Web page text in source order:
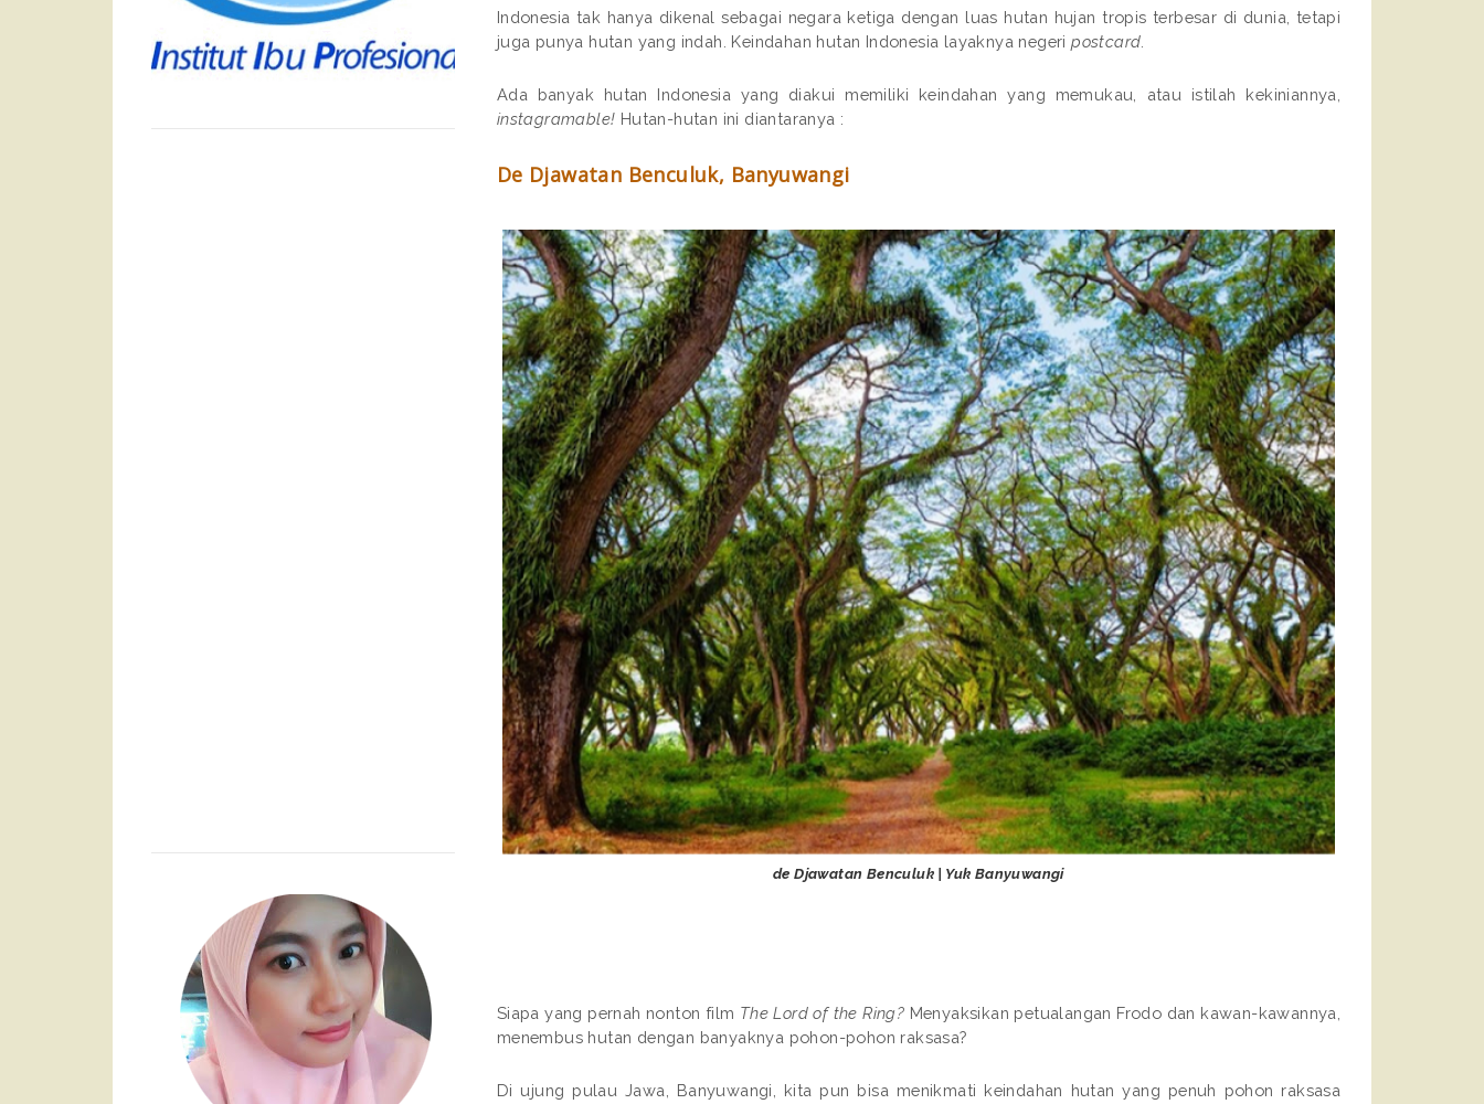
Indonesia tak hanya dikenal sebagai negara ketiga dengan luas hutan hujan tropis terbesar di dunia, tetapi
juga punya hutan yang indah. Keindahan hutan Indonesia layaknya negeripostcard
Ada banyak hutan Indonesia yang diakui memiliki keindahan yang memukau, atau istilah kekiniannya,
instagramable! Hutan-hutan ini diantaranya :
De Djawatan Benculuk, Banyuwangi
de Djawatan Benculuk | Yuk Banyuwangi
Siapa yang pernah nonton film The Lord of the Ring? Menyaksikan petualangan Frodo dan kawan-kawannya,
menembus hutan dengan banyaknya pohon-pohon raksasa?
Di ujung pulau Jawa, Banyuwangi, kita pun bisa menikmati keindahan hutan yang penuh pohon raksasa